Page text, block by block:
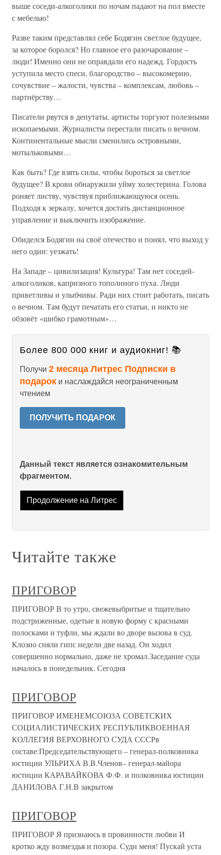
выше соседи-алкоголики по ночам падают на пол вместе
с мебелью!
Разве таким представлял себе Бодягин светлое будущее,
за которое боролся? Но главное его разочарование –
люди! Именно они не оправдали его надежд. Гордость
уступила место спеси, благородство – высокомерию,
сочувствие – жалости, чувства – комплексам, любовь –
партнёрству…
Писатели рвутся в депутаты, артисты торгуют полезными
ископаемыми. Журналисты перестали писать о вечном.
Континентальные мысли сменились островными,
мотыльковыми…
Как быть? Где взять силы, чтобы бороться за светлое
будущее? В крови обнаружили уйму холестерина. Голова
роняет листву, чувствуя приближающуюся осень.
Подходя к зеркалу, хочется достать дистанционное
управление и выключить изображение.
Обиделся Бодягин на своё отечество и понял, что выход у
него один: уезжать!
На Западе – цивилизация! Культура! Там нет соседей-
алкоголиков, капризного тополиного пуха. Люди
приветливы и улыбчивы. Ради них стоит работать, писать
о вечном. Там будут печатать его статьи, и никто не
обзовёт «шибко грамотным»…
Более 800 000 книг и аудиокниг! 📚
Получи 2 месяца Литрес Подписки в
подарок и наслаждайся неограниченным
чтением
ПОЛУЧИТЬ ПОДАРОК
Данный текст является ознакомительным
фрагментом.
Продолжение на Литрес
Читайте также
ПРИГОВОР
ПРИГОВОР В то утро, свежевыбритые и тщательно
подстриженные, одетые в новую форму с красными
полосками и туфли, мы ждали во дворе вызова в суд.
Клозио сняли гипс недели две назад. Он ходил
совершенно нормально, даже не хромал.Заседание суда
началось в понедельник. Сегодня
ПРИГОВОР
ПРИГОВОР ИМЕНЕМСОЮЗА СОВЕТСКИХ
СОЦИАЛИСТИЧЕСКИХ РЕСПУБЛИКВОЕННАЯ
КОЛЛЕГИЯ ВЕРХОВНОГО СУДА СССРв
составе:Председательствующего – генерал-полковника
юстиции УЛЬРИХА В.В.Членов– генерал-майора
юстиции КАРАВАЙКОВА Ф.Ф. и полковника юстиции
ДАНИЛОВА Г.Н.В закрытом
ПРИГОВОР
ПРИГОВОР Я признаюсь в провинности любви И
кротко жду возмездья и позора. Суди меня! Пускай уста